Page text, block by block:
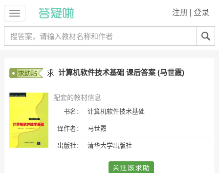
注册 登录
计算机软件技术基础 课后答案 (马世霞)
配套的教材信息
书名： 计算机软件技术基础
译作者： 马世霞
出版社： 清华大学出版社